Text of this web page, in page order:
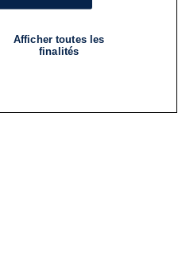
Afficher toutes les
finalités